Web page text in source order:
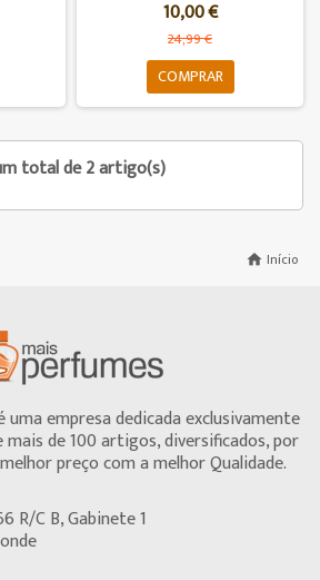
10,00 €
24,99 €
COMPRAR
total de 2 artigo(s)
home Início
uma empresa dedicada exclusivamente
de 100 artigos, diversificados, por
preço com a melhor Qualidade.
R/C B, Gabinete 1